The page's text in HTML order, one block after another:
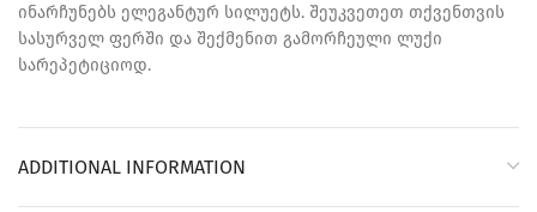
ინარჩუნებს ელეგანტურ სილუეტს. შეუკვეთეთ თქვენთვის
სასურველ ფერში და შექმენით გამორჩეული ლუქი
სარეპეტიციოდ.
ADDITIONAL INFORMATION